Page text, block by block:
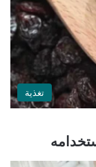
تغذية